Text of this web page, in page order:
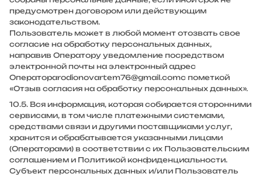
предусмотрен договором или действующим
законодательством.
Пользователь может в любой момент отозвать свое
согласие на обработку персональных данных,
направив Оператору уведомление посредством
электронной почты на электронный адрес
Оператораrodionovartem76@gmail.comс пометкой
«Отзыв согласия на обработку персональных данных».
10.5. Вся информация, которая собирается сторонними
сервисами, в том числе платежными системами,
средствами связи и другими поставщиками услуг,
хранится и обрабатывается указанными лицами
(Операторами) в соответствии с их Пользовательским
соглашением и Политикой конфиденциальности.
Субъект персональных данных и/или Пользователь